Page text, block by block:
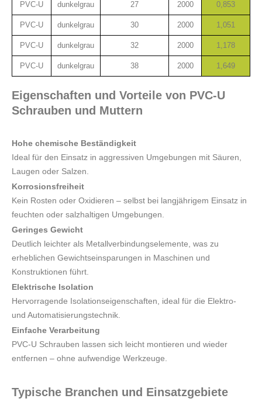
PVC-U dunkelgrau 27 2000 0,853
PVC-U dunkelgrau 30 2000 1,051
PVC-U dunkelgrau 32 2000 1,178
PVC-U dunkelgrau 38 2000 1,649
Eigenschaften und Vorteile von PVC-U
Schrauben und Muttern
Hohe chemische Beständigkeit
Ideal für den Einsatz in aggressiven Umgebungen mit Säuren,
Laugen oder Salzen.
Korrosionsfreiheit
Kein Rosten oder Oxidieren – selbst bei langjährigem Einsatz in
feuchten oder salzhaltigen Umgebungen.
Geringes Gewicht
Deutlich leichter als Metallverbindungselemente, was zu
erheblichen Gewichtseinsparungen in Maschinen und
Konstruktionen führt.
Elektrische Isolation
Hervorragende Isolationseigenschaften, ideal für die Elektro-
und Automatisierungstechnik.
Einfache Verarbeitung
PVC-U Schrauben lassen sich leicht montieren und wieder
entfernen – ohne aufwendige Werkzeuge.
Typische Branchen und Einsatzgebiete